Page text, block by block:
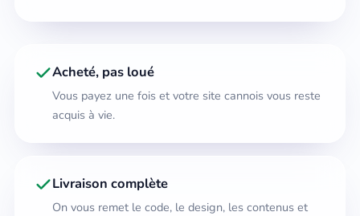
Acheté, pas loué
Vous payez une fois et votre site cannois vous reste
acquis à vie.
Livraison complète
On vous remet le code, le design, les contenus et